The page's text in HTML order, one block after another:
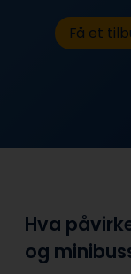
Få et
Hva
og